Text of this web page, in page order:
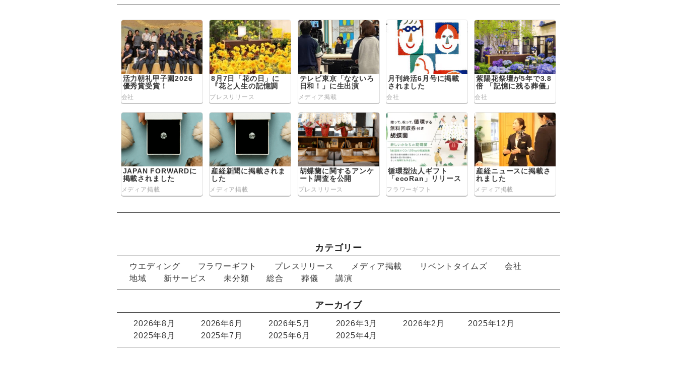
ビ
ゲ
ー
シ
ョ
ン
活力朝礼甲子園2026
優秀賞受賞！
会社
8月7日「花の日」に
『花と人生の記憶調
査』を発表
プレスリリース
テレビ東京「なないろ
日和！」に生出演
メディア掲載
月刊終活6月号に掲載
されました
会社
紫陽花祭壇が5年で3.8
倍 「記憶に残る葬儀」
ニーズ拡大 変わる葬儀
観
会社
JAPAN FORWARDに
掲載されました
メディア掲載
産経新聞に掲載されま
した
メディア掲載
胡蝶蘭に関するアンケ
ート調査を公開
プレスリリース
循環型法人ギフト
「ecoRan」リリース
フラワーギフト
産経ニュースに掲載さ
れました
メディア掲載
カテゴリー
ウエディング フラワーギフト プレスリリース メディア掲載 リベントタイムズ
会社
地域
新サービス 未分類 総合 葬儀 講演
アーカイブ
2026年8月 2026年6月 2026年5月 2026年3月 2026年2月
2025年12月
2025年8月
2025年7月 2025年6月 2025年4月